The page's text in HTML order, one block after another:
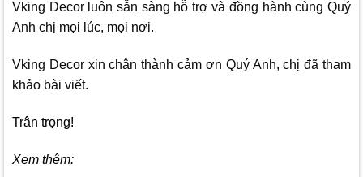
Vking Decor luôn sẵn sàng hỗ trợ và đồng hành cùng Quý
Anh chị mọi lúc, mọi nơi.
Vking Decor xin chân thành cảm ơn Quý Anh, chị đã tham
khảo bài viết.
Trân trọng!
Xem thêm: